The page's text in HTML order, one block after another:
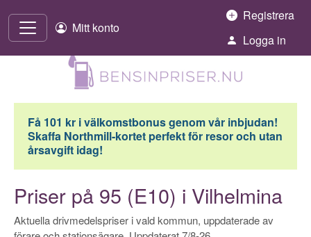
Mitt konto
Registrera
Logga in
Få 101 kr i välkomstbonus genom vår inbjudan!
Skaffa Northmill-kortet perfekt för resor och utan
årsavgift idag!
Priser på 95 (E10) i Vilhelmina
Aktuella drivmedelspriser i vald kommun, uppdaterade av